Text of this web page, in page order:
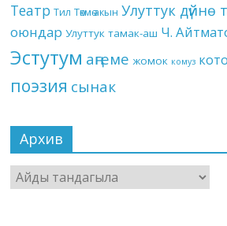
Театр Тил Төкмө акын Улуттук дүйнө
оюндар Улуттук тамак-аш Ч.
Эстутум аңгеме жомок комуз
поэзия сынак
Архив
Архив